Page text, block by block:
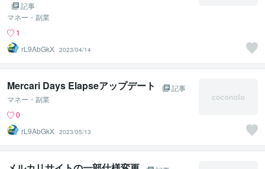
記事
マネー・副業
1
rL9AbGkX 2023/04/14
Mercari Days Elapseアップデート
記事
マネー・副業
0
rL9AbGkX 2023/05/13